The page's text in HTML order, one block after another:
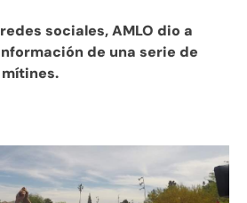
sociales, AMLO dio a
de una serie de